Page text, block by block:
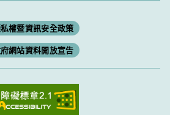
權暨資訊安全政策
網站資料開放宣告